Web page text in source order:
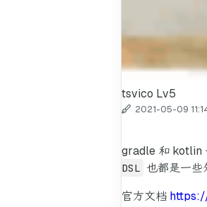
tsvico Lv5
2021-05-09
gradle 和 kotlin
DSL 也都是一些
官方文档